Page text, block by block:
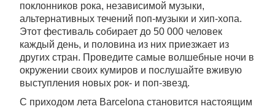
поклонников рока, независимой музыки,
альтернативных течений поп-музыки и хип-хопа.
Этот фестиваль собирает до 50 000 человек
каждый день, и половина из них приезжает из
других стран. Проведите самые волшебные ночи в
окружении своих кумиров и послушайте вживую
выступления новых рок- и поп-звезд.
С приходом лета Barcelona становится настоящим